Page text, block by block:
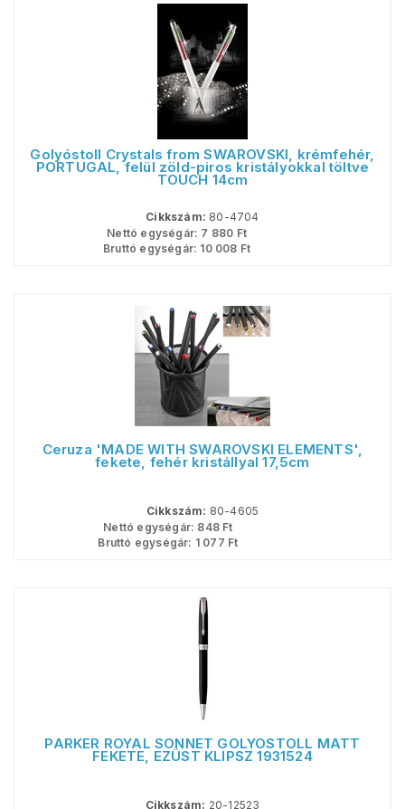
Golyóstoll Crystals from SWAROVSKI, krémfehér,
PORTUGAL, felül zöld-piros kristályokkal töltve
TOUCH 14cm
Cikkszám: 80-4704
Nettó egységár: 7 880 Ft
Bruttó egységár: 10 008 Ft
Ceruza 'MADE WITH SWAROVSKI ELEMENTS',
fekete, fehér kristállyal 17,5cm
Cikkszám: 80-4605
Nettó egységár: 848Ft
Bruttó egységár: 1 077 Ft
PARKER ROYAL SONNET GOLYÓSTOLL MATT
FEKETE, EZÜST KLIPSZ 1931524
Cikkszám: 20-12523